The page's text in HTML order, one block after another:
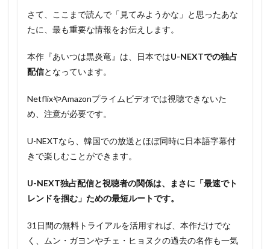
さて、ここまで読んで「見てみようかな」と思ったあな
たに、最も重要な情報をお伝えします。
本作『あいつは黒炎竜』は、日本ではU-NEXTでの独占
配信となっています。
NetflixやAmazonプライムビデオでは視聴できないた
め、注意が必要です。
U-NEXTなら、韓国での放送とほぼ同時に日本語字幕付
きで楽しむことができます。
U-NEXT独占配信と視聴者の関係は、まさに「最速でト
レンドを掴む」ための最短ルートです。
31日間の無料トライアルを活用すれば、本作だけでな
く、ムン・ガヨンやチェ・ヒョヌクの過去の名作も一気